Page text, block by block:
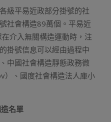
級平易近政部分掛號的社
社會構造89萬個。平易近
在介入無關構造運動時，注
掛號信息可以經由過程中
中國社會構造靜態政務微
）、國度社會構造法人庫小
名單